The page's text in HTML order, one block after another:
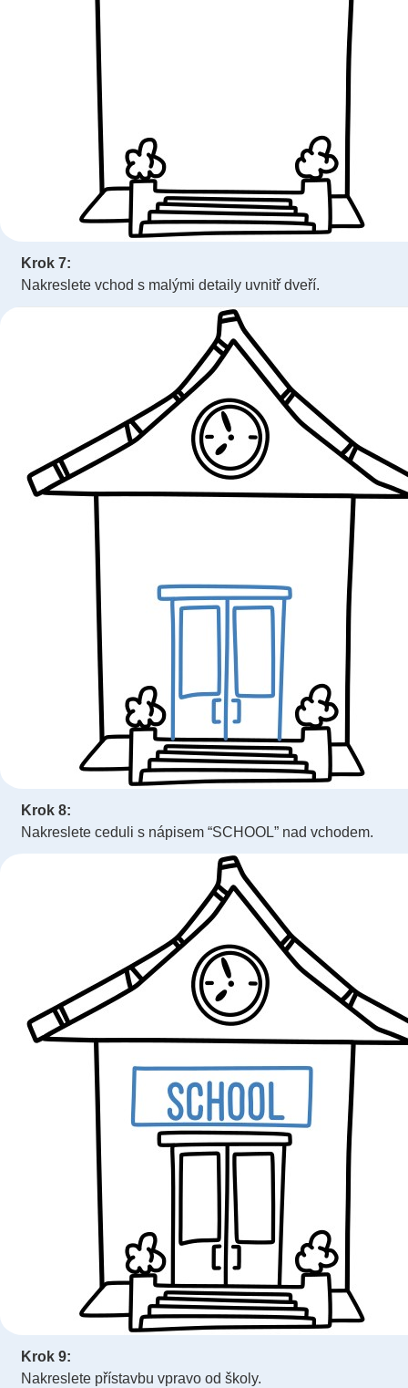
Krok 7:
Nakreslete vchod s malými detaily uvnitř dveří.
Krok 8:
Nakreslete ceduli s nápisem “SCHOOL” nad vchodem.
Krok 9:
Nakreslete přístavbu vpravo od školy.